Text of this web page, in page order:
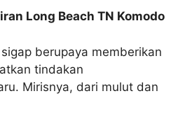
Long Beach TN Komodo
berupaya memberikan
tindakan
Mirisnya, dari mulut dan